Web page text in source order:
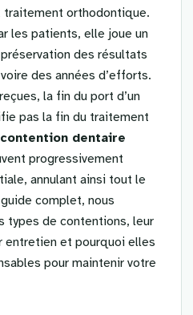
orthodontique.
les patients, elle joue un
des résultats
des années d’efforts.
la fin du port d’un
pas la fin du traitement
contention dentaire
progressivement
annulant ainsi tout le
complet, nous
types de contentions, leur
entretien et pourquoi elles
pour maintenir votre